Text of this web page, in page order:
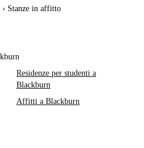
› Stanze in affitto
Residenze per studenti a
Blackburn
Affitti a Blackburn